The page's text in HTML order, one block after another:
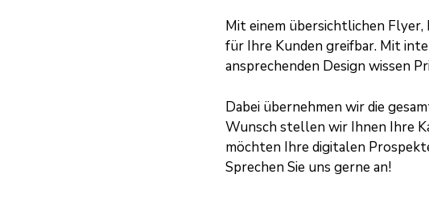
Mit einem übersichtlichen
für Ihre Kunden greifbar. Mit
ansprechenden Design wissen
Dabei übernehmen wir die
Wunsch stellen wir Ihnen Ihre
möchten Ihre digitalen
Sprechen Sie uns gerne an!